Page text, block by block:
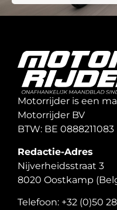
Motorrijder is een
Motorrijder BV
BTW: BE 0888211083
Redactie-Adres
Nijverheidsstraat 3
8020 Oostkamp
Telefoon: +32 (0)50